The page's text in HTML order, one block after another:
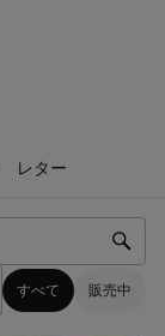
レター
すべて 販売中